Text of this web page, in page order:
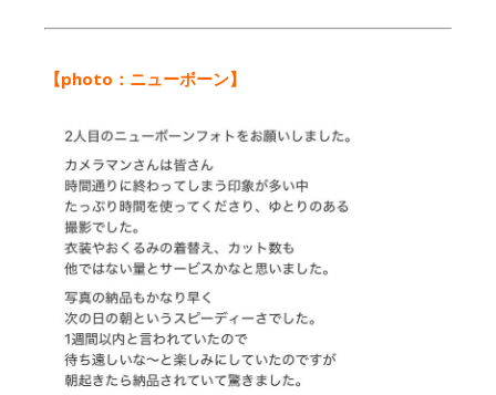
【photo：ニューボーン】